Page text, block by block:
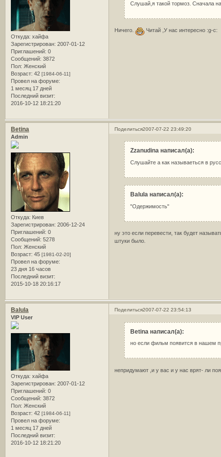
Откуда: хайфа
Зарегистрирован: 2007-01-12
Приглашений: 0
Сообщений: 3872
Пол: Женский
Возраст: 42 [1984-06-11]
Провел на форуме:
1 месяц 17 дней
Последний визит:
2016-10-12 18:21:20
Слушай,я такой тормоз. Сначала
Ничего. Читай ,У нас интересно :g-c:
Поделиться2007-07-22 23:49:20
Betina
Admin
Откуда: Киев
Зарегистрирован: 2006-12-24
Приглашений: 0
Сообщений: 5278
Пол: Женский
Возраст: 45 [1981-02-20]
Провел на форуме:
23 дня 16 часов
Последний визит:
2015-10-18 20:16:17
Zzanudina написал(а):
Слушайте а как называеться в
Balula написал(а):
"Одержимость"
ну это если перевести, так будет
штуки было.
Поделиться2007-07-22 23:54:13
Balula
VIP User
Откуда: хайфа
Зарегистрирован: 2007-01-12
Приглашений: 0
Сообщений: 3872
Пол: Женский
Возраст: 42 [1984-06-11]
Провел на форуме:
1 месяц 17 дней
Последний визит:
2016-10-12 18:21:20
Betina написал(а):
но если фильм появится в нашем
непридумают ,и у вас и у нас врят- ли